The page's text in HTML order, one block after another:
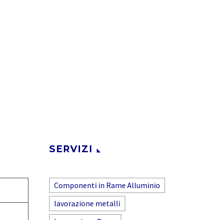
SERVIZI
Componenti in Rame Alluminio
lavorazione metalli